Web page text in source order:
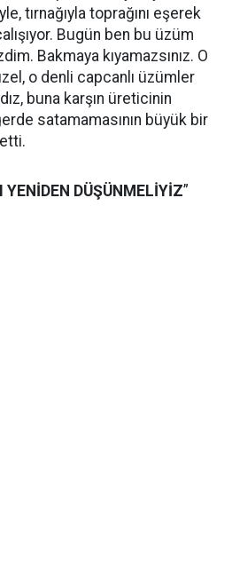
tırnağıyla toprağını eşerek
Bugün ben bu üzüm
Bakmaya kıyamazsınız. O
o denli capcanlı üzümler
buna karşın üreticinin
satamamasının büyük bir
DÜŞÜNMELİYİZ”